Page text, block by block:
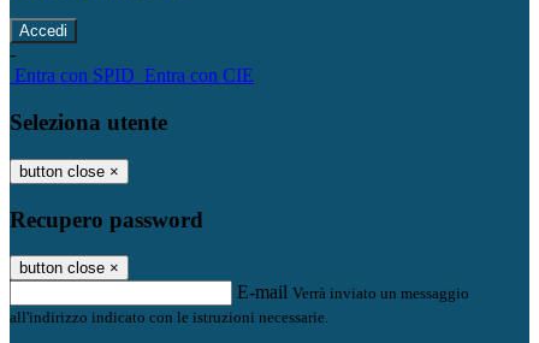
-
Entra con SPID Entra con CIE
Seleziona utente
button close ×
Recupero password
button close ×
E-mail Verrà inviato un messaggio
all'indirizzo indicato con le istruzioni necessarie.